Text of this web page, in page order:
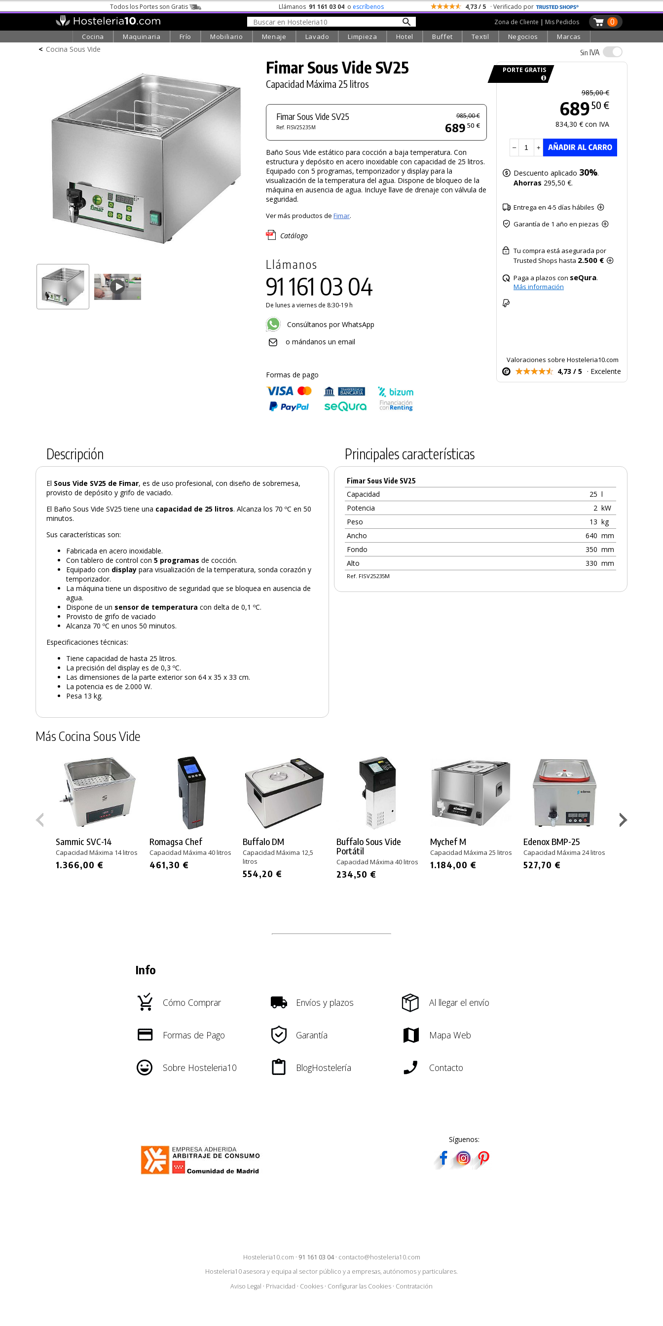
Todos los Portes son Gratis Llámanos 91 161 03 04 o escríbenos 4,73 / 5 · Verificado por
0
Zona de Cliente | Mis Pedidos
Cocina Maquinaria Frío Mobiliario Menaje Lavado Limpieza Hotel Buffet Textil Negocios Marcas
< Cocina Sous Vide
Fimar Sous Vide SV25
Capacidad Máxima 25 litros
Fimar Sous Vide SV25
Ref. FISV25235M
985,00 €
689 50 €
Baño Sous Vide estático para cocción a baja temperatura. Con
estructura y depósito en acero inoxidable con capacidad de 25 litros.
Equipado con 5 programas, temporizador y display para la
visualización de la temperatura del agua. Dispone de bloqueo de la
máquina en ausencia de agua. Incluye llave de drenaje con válvula de
seguridad.
Ver más productos de Fimar.
Catálogo
Llámanos
91 161 03 04
De lunes a viernes de 8:30-19 h
Consúltanos por WhatsApp
o mándanos un email
Formas de pago
Sin IVA
PORTE GRATIS
985,00 €
68950 €
834,30 € con IVA
– +
Descuento aplicado 30%.
Ahorras 295,50 €.
Entrega en 4-5 días hábiles
Garantía de 1 año en piezas
Tu compra está asegurada por
Trusted Shops hasta 2.500 €
Paga a plazos con seQura.
Más información
Valoraciones sobre Hosteleria10.com
4,73 / 5 · Excelente
Descripción
El Sous Vide SV25 de Fimar, es de uso profesional, con diseño de sobremesa,
provisto de depósito y grifo de vaciado.
El Baño Sous Vide SV25 tiene una capacidad de 25 litros. Alcanza los 70 ºC en 50
minutos.
Sus características son:
Fabricada en acero inoxidable.
Con tablero de control con5 programas de cocción.
Equipado con display para visualización de la temperatura, sonda corazón y
temporizador.
La máquina tiene un dispositivo de seguridad que se bloquea en ausencia de
agua.
Dispone de un sensor de temperatura con delta de 0,1 ºC.
Provisto de grifo de vaciado
Alcanza 70 ºC en unos 50 minutos.
Especificaciones técnicas:
Tiene capacidad de hasta 25 litros.
La precisión del display es de 0,3 ºC.
Las dimensiones de la parte exterior son 64 x 35 x 33 cm.
La potencia es de 2.000 W.
Pesa 13 kg.
Principales características
Fimar Sous Vide SV25
Capacidad 25 l
Potencia
2 kW
Peso
13 kg
Ancho
640 mm
Fondo
350 mm
Alto
330 mm
Ref. FISV25235M
Más Cocina Sous Vide
Sammic SVC-14
Capacidad Máxima 14 litros
1.366,00 €
Romagsa Chef
Capacidad Máxima 40 litros
461,30 €
Buffalo DM
Capacidad Máxima 12,5
litros
554,20 €
Buffalo Sous Vide
Portátil
Capacidad Máxima 40 litros
234,50 €
Mychef M
Capacidad Máxima 25 litros
1.184,00 €
Edenox BMP-25
Capacidad Máxima 24 litros
527,70 €
Info
Cómo Comprar Envíos y plazos Al llegar el envío
Formas de Pago Garantía Mapa Web
Sobre Hosteleria10 BlogHostelería Contacto
Síguenos:
Hosteleria10.com · 91 161 03 04· contacto@hosteleria10.com
Hosteleria10 asesora y equipa al sector público y a empresas, autónomos y particulares.
Aviso Legal · Privacidad · Cookies · Configurar las Cookies · Contratación